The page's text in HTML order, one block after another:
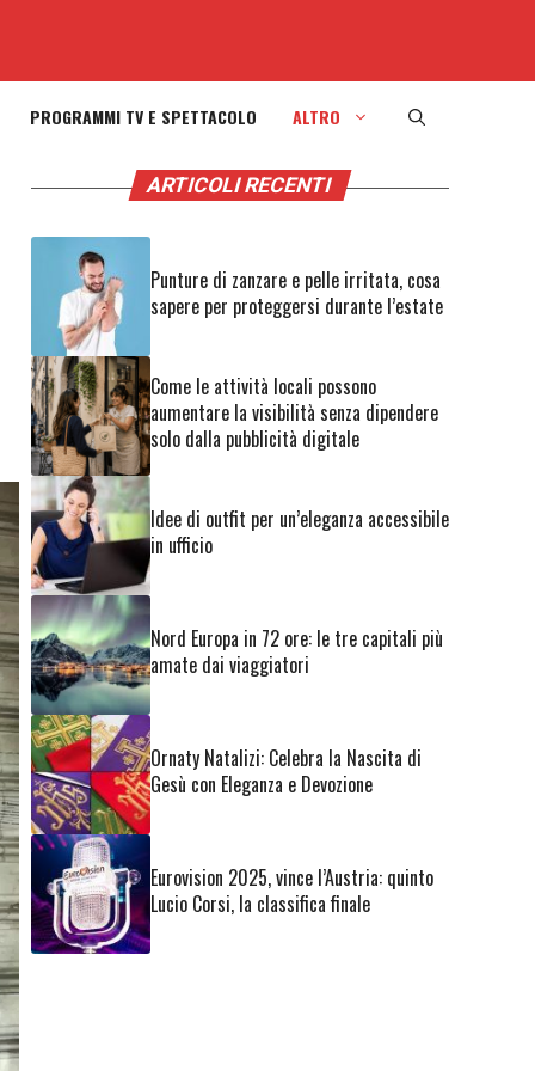
PROGRAMMI TV E SPETTACOLO ALTRO
ARTICOLI RECENTI
Punture di zanzare e pelle irritata, cosa
sapere per proteggersi durante l’estate
Come le attività locali possono
aumentare la visibilità senza dipendere
solo dalla pubblicità digitale
Idee di outfit per un’eleganza accessibile
in ufficio
Nord Europa in 72 ore: le tre capitali più
amate dai viaggiatori
Ornaty Natalizi: Celebra la Nascita di
Gesù con Eleganza e Devozione
Eurovision 2025, vince l’Austria: quinto
Lucio Corsi, la classifica finale